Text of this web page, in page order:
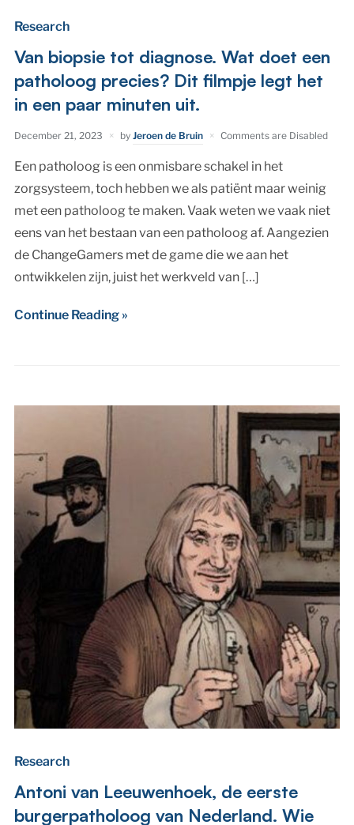
Research
Van biopsie tot diagnose. Wat doet een
patholoog precies? Dit filmpje legt het
in een paar minuten uit.
December 21, 2023 by Jeroen de Bruin Comments are Disabled
Een patholoog is een onmisbare schakel in het
zorgsysteem, toch hebben we als patiënt maar weinig
met een patholoog te maken. Vaak weten we vaak niet
eens van het bestaan van een patholoog af. Aangezien
de ChangeGamers met de game die we aan het
ontwikkelen zijn, juist het werkveld van […]
Continue Reading »
Research
Antoni van Leeuwenhoek, de eerste
burgerpatholoog van Nederland. Wie